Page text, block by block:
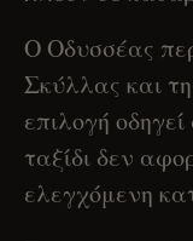
Ο Οδυσσέας
Σκύλλας και
επιλογή
ταξίδι δεν
ελεγχόμενη